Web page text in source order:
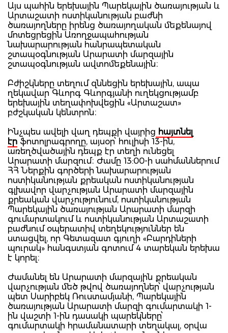
Այս պահին երեխային Պարեկային ծառայության և
Արտաշատի ոստիկանության բաժնի
ծառայողները իրենց ծառայողական մեքենայով
մոտեցրեցին Առողջապահության
նախարարության հանրապետական
շտապօգնության Արարատի մարզային
շտապօգնության ավտոմեքենային։
Բժիշկները տեղում զննեցին երեխային, ապա
ղեկավար Գևորգ Գևորգյանի ուղեկցությամբ
երեխային տեղափոխվեցին «Արտաշատ»
բժշկական կենտրոն։
Ինչպես ավելի վաղ դեպքի վայրից հայտնել
էր ֆոտոլրագրողը, այսօր՝ հուլիսի 13-ին,
առեղծվածային դեպք էր տեղի ունեցել
Արարատի մարզում։ Ժամը 13:00-ի սահմաններում
ՀՀ Ներքին գործերի նախարարության
ոստիկանության քրեական ոստիկանության
գլխավոր վարչության Արարատի մարզային
քրեական վարչությունում, ոստիկանության
Պարեկային ծառայության Արարատի մարզի
գումարտակում և ոստիկանության Արտաշատի
բաժնում օպերատիվ տեղեկություններ են
ստացվել, որ Գետազատ գյուղի «Բարդիների
պուրակ» հանգստյան գոտում 4 տարեկան երեխա
է կորել։
Ժամանել են Արարատի մարզային քրեական
վարչության մեծ թվով ծառայողներ՝ վարչության
պետ Սարիբեկ Ռուստամյանի, Պարեկային
ծառայության Արարատի մարզի գումարտակի 1-
ին վաշտի 1-ին դասակի պարեկները՝
գումարտակի հրամանատարի տեղակալ, օրվա